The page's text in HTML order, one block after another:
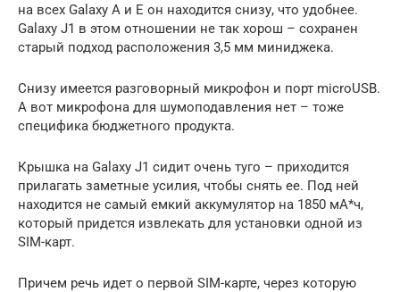
на всех Galaxy A и E он находится снизу, что удобнее.
Galaxy J1 в этом отношении не так хорош – сохранен
старый подход расположения 3,5 мм миниджека.
Снизу имеется разговорный микрофон и порт microUSB.
А вот микрофона для шумоподавления нет – тоже
специфика бюджетного продукта.
Крышка на Galaxy J1 сидит очень туго – приходится
прилагать заметные усилия, чтобы снять ее. Под ней
находится не самый емкий аккумулятор на 1850 мА*ч,
который придется извлекать для установки одной из
SIM-карт.
Причем речь идет о первой SIM-карте, через которую